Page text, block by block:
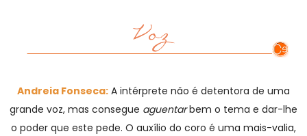
Andreia Fonseca: A intérprete não é detentora de uma
grande voz, mas consegue aguentarbem o tema e dar-lhe
o poder que este pede. O auxílio do coro é uma mais-valia,